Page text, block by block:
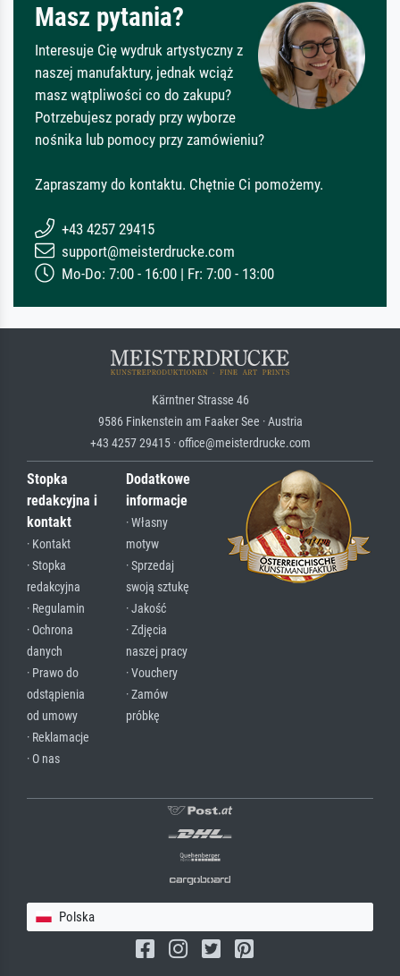
Masz pytania?
Interesuje Cię wydruk artystyczny z
naszej manufaktury, jednak wciąż
masz wątpliwości co do zakupu?
Potrzebujesz porady przy wyborze
nośnika lub pomocy przy zamówieniu?
Zapraszamy do kontaktu. Chętnie Ci pomożemy.
+43 4257 29415
support@meisterdrucke.com
Mo-Do: 7:00 - 16:00 | Fr: 7:00 - 13:00
Kärntner Strasse 46
9586 Finkenstein am Faaker See · Austria
+43 4257 29415 · office@meisterdrucke.com
Stopka
redakcyjna i
kontakt
· Kontakt
· Stopka
redakcyjna
· Regulamin
· Ochrona
danych
· Prawo do
odstąpienia
od umowy
· Reklamacje
· O nas
Dodatkowe
informacje
· Własny
motyw
· Sprzedaj
swoją sztukę
· Jakość
· Zdjęcia
naszej pracy
· Vouchery
· Zamów
próbkę
Polska